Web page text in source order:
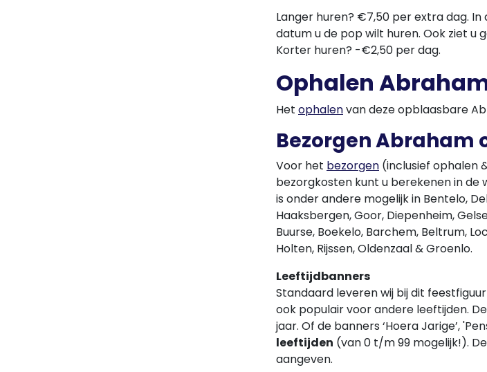
Langer huren? €7,50 per extra dag.
datum u de pop wilt huren. Ook ziet u
Korter huren? -€2,50 per dag.
Ophalen
Het ophalenvan deze opblaasbare
Bezorgen Abraham
Voor het bezorgen (inclusief ophalen
bezorgkosten kunt u berekenen in de
is onder andere mogelijk in Bentelo,
Haaksbergen, Goor, Diepenheim,
Buurse, Boekelo, Barchem, Beltrum,
Holten, Rijssen, Oldenzaal & Groenlo.
Leeftijdbanners
Standaard leveren wij bij dit
ook populair voor andere leeftijden.
jaar. Of de banners ‘Hoera Jarige’,
leeftijden (van 0 t/m 99 mogelijk!).
aangeven.